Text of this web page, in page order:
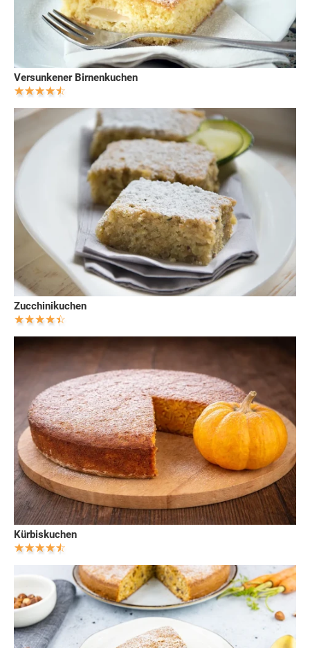
Versunkener Birnenkuchen
Zucchinikuchen
Kürbiskuchen